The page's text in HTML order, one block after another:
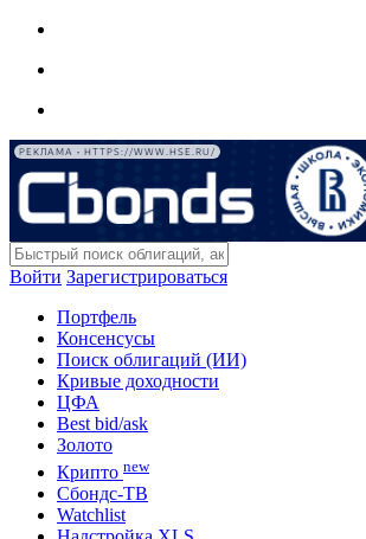
РЕКЛАМА • HTTPS://WWW.HSE.RU/
Войти Зарегистрироваться
Портфель
Консенсусы
Поиск облигаций (ИИ)
Кривые доходности
ЦФА
Best bid/ask
Золото
Крипто new
Сбондс-ТВ
Watchlist